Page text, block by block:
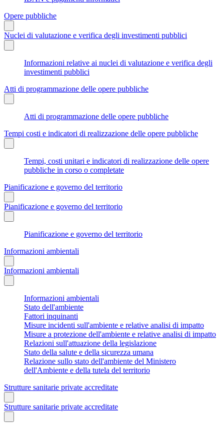
Opere pubbliche
Nuclei di valutazione e verifica degli investimenti pubblici
Informazioni relative ai nuclei di valutazione e verifica degli
investimenti pubblici
Atti di programmazione delle opere pubbliche
Atti di programmazione delle opere pubbliche
Tempi costi e indicatori di realizzazione delle opere pubbliche
Tempi, costi unitari e indicatori di realizzazione delle opere
pubbliche in corso o completate
Pianificazione e governo del territorio
Pianificazione e governo del territorio
Pianificazione e governo del territorio
Informazioni ambientali
Informazioni ambientali
Informazioni ambientali
Stato dell'ambiente
Fattori inquinanti
Misure incidenti sull'ambiente e relative analisi di impatto
Misure a protezione dell'ambiente e relative analisi di impatto
Relazioni sull'attuazione della legislazione
Stato della salute e della sicurezza umana
Relazione sullo stato dell'ambiente del Ministero
dell'Ambiente e della tutela del territorio
Strutture sanitarie private accreditate
Strutture sanitarie private accreditate